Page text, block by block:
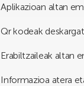
Aplikazioan altan
Qr kodeak
Erabiltzaileak altan
Informazioa atera